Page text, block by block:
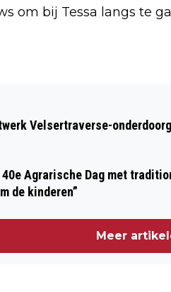
om bij Tessa langs te
MET
EN FLEUR:
Velsertraverse-
Agrarische Dag met
de kinderen”
Meer